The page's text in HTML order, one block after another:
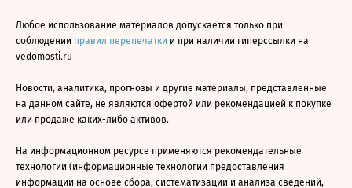
Любое использование материалов допускается только при
соблюдении правил перепечатки и при наличии гиперссылки на
vedomosti.ru
Новости, аналитика, прогнозы и другие материалы, представленные
на данном сайте, не являются офертой или рекомендацией к покупке
или продаже каких-либо активов.
На информационном ресурсе применяются рекомендательные
технологии (информационные технологии предоставления
информации на основе сбора, систематизации и анализа сведений,